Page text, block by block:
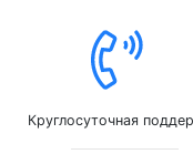
Круглосуточная